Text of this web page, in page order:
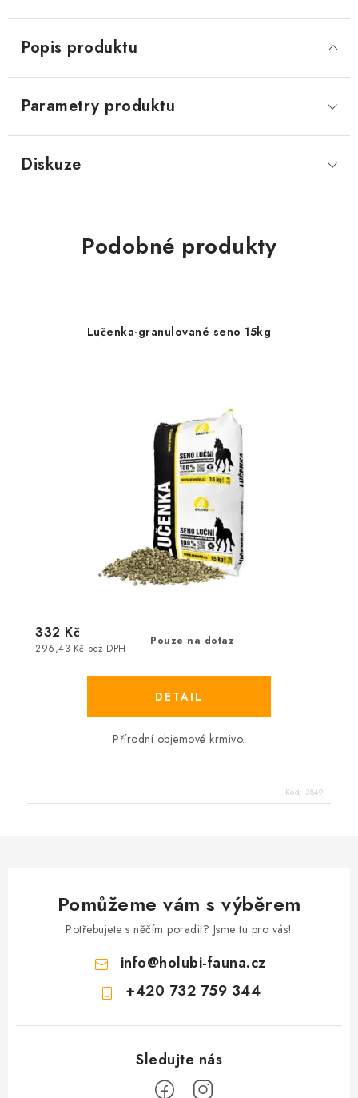
Popis produktu
Parametry produktu
Diskuze
Podobné produkty
Lučenka-granulované seno 15kg
Pouze na dotaz
296,43 Kč bez DPH
332 Kč
Přírodní objemové krmivo.
Kód: 3849
Pomůžeme vám s výběrem
Potřebujete s něčím poradit? Jsme tu pro vás!
info@holubi-fauna.cz
+420 732 759 344